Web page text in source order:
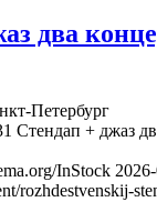
два
Петербург
Стендап + джаз
InStock
rozhdestvenskij-